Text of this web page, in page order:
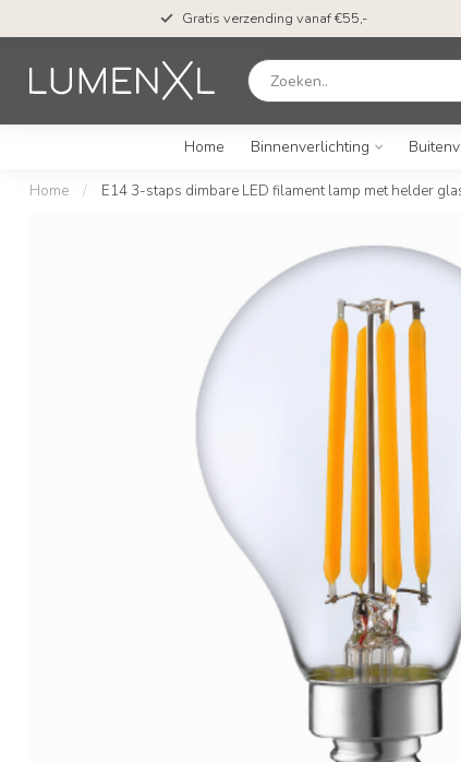
Gratis verzending vanaf €55,-
Home Binnenverlichting
Home / E14 3-staps dimbare LED filament lamp met helder